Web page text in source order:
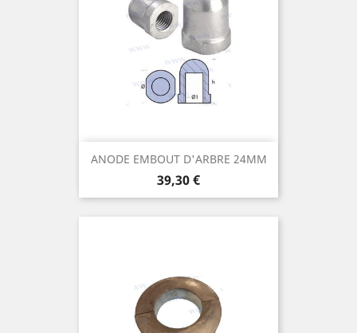
ANODE EMBOUT D'ARBRE 24MM
Prix
39,30 €